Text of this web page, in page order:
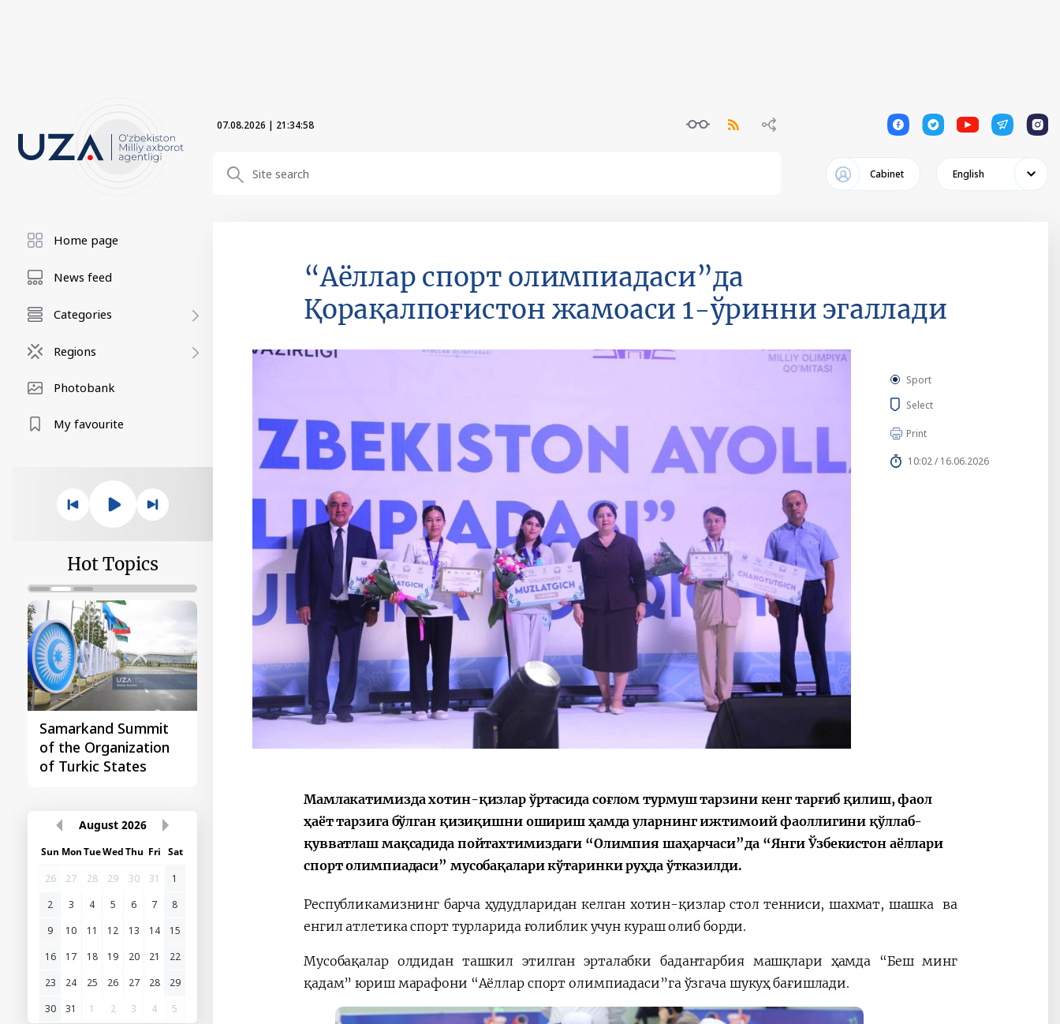
07.08.2026 | 21:34:59 1 1 1 1 1
Cabinet English
Home page
News feed
Categories
Regions
Photobank
My favourite
Hot Topics
Samarkand Summit
of the Organization
of Turkic States
First Central Asia -
China Summit
August 2026
Sun MonTueWedThu Fri Sat
26
27 28 29 30 31
1
2
3 4 5 6 7
8
9
10 11 12 13 14
15
16
17 18 19 20 21
22
23
24 25 26 27 28
29
30
31 1 2 3 4 5
“Аёллар спорт олимпиадаси”да
Қорақалпоғистон жамоаси 1-ўринни эгаллади
Sport
Select
Print
10:02 / 16.06.2026
Мамлакатимизда хотин-қизлар ўртасида соғлом турмуш тарзини кенг тарғиб қилиш, фаол
ҳаёт тарзига бўлган қизиқишни ошириш ҳамда уларнинг ижтимоий фаоллигини қўллаб-
қувватлаш мақсадида пойтахтимиздаги “Олимпия шаҳарчаси”да “Янги Ўзбекистон аёллари
спорт олимпиадаси” мусобақалари кўтаринки руҳда ўтказилди.
Республикамизнинг барча ҳудудларидан келган хотин-қизлар стол тенниси, шахмат, шашка ва
енгил атлетика спорт турларида ғолиблик учун кураш олиб борди.
Мусобақалар олдидан ташкил этилган эрталабки бадантарбия машқлари ҳамда “Беш минг
қадам” юриш марафони “Аёллар спорт олимпиадаси”га ўзгача шукуҳ бағишлади.